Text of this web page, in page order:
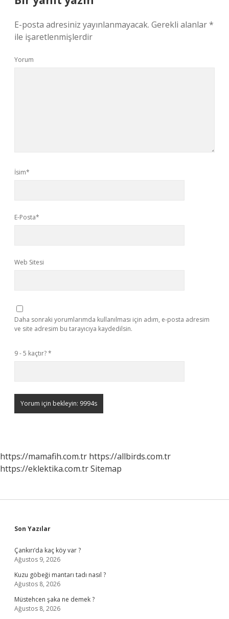
E-posta adresiniz yayınlanmayacak. Gerekli alanlar*
ile işaretlenmişlerdir
Yorum
İsim*
E-Posta*
Web Sitesi
Daha sonraki yorumlarımda kullanılması için adım, e-posta adresim
ve site adresim bu tarayıcıya kaydedilsin.
9 - 5 kaçtır?*
https://mamafih.com.tr https://allbirds.com.tr
https://eklektika.com.trSitemap
Sidebar
Son Yazılar
Çankırı’da kaç köy var ?
Ağustos 9, 2026
Kuzu göbeği mantarı tadı nasıl ?
Ağustos 8, 2026
Müstehcen şaka ne demek ?
Ağustos 8, 2026